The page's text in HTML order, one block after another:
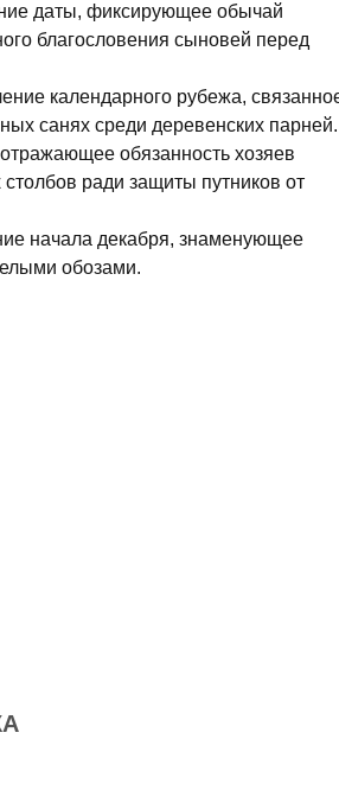
даты, фиксирующее обычай
благословения сыновей перед
календарного рубежа,
санях среди деревенских парней.
обязанность хозяев
ради защиты путников от
начала декабря, знаменующее
обозами.